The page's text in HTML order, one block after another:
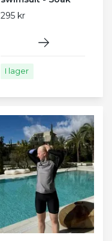
295 kr
I lager